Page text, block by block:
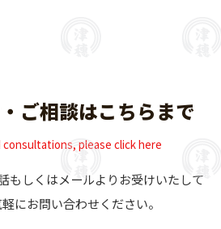
ご相談はこちらまで
consultations, please click here
もしくはメールよりお受けいたして
にお問い合わせください。